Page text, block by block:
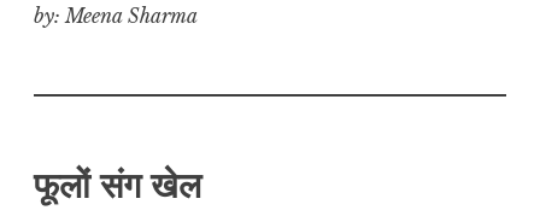
by: Meena Sharma
फूलों संग खेल